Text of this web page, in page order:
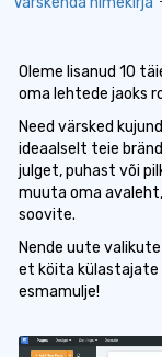
Oleme lisanud 10
oma lehtede jaoks
Need värsked
ideaalselt teie
julget, puhast või
muuta oma
soovite.
Nende uute
et köita külastajate
esmamulje!